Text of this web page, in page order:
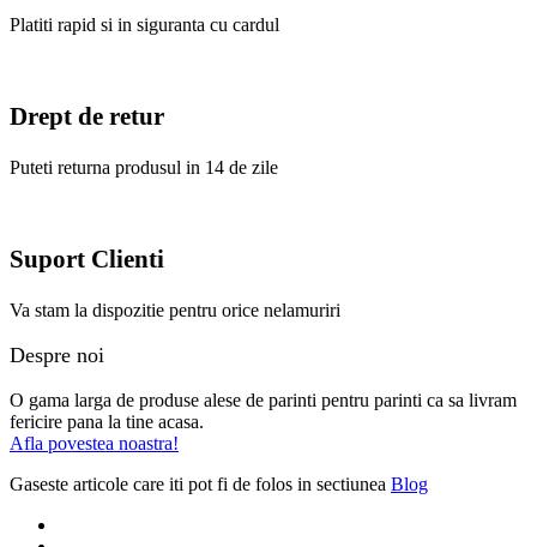
Platiti rapid si in siguranta cu cardul
Drept de retur
Puteti returna produsul in 14 de zile
Suport Clienti
Va stam la dispozitie pentru orice nelamuriri
Despre noi
O gama larga de produse alese de parinti pentru parinti ca sa livram
fericire pana la tine acasa.
Afla povestea noastra!
Gaseste articole care iti pot fi de folos in sectiunea Blog